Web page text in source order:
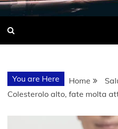
LO
SITO WEB DEL
You are Here Home
Colesterolo alto, fate molta